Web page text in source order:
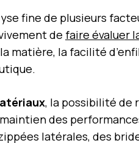
fine de plusieurs
de faire évaluer
matière, la facilité
, la possibilité de
des
latérales, des